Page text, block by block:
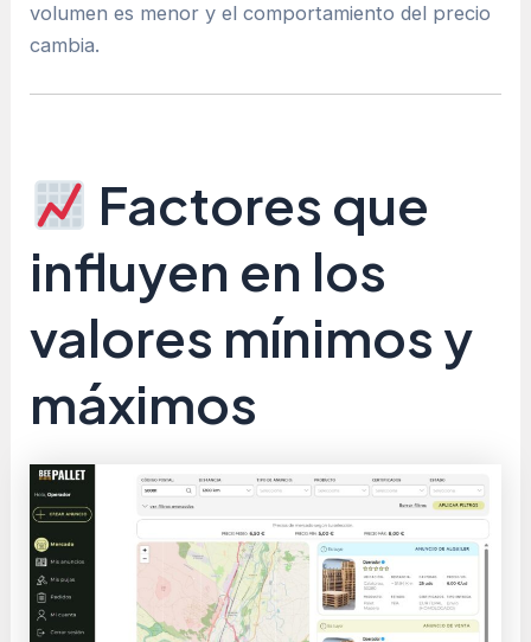
volumen es menor y el comportamiento del precio
cambia.
Factores que
influyen en los
valores mínimos y
máximos